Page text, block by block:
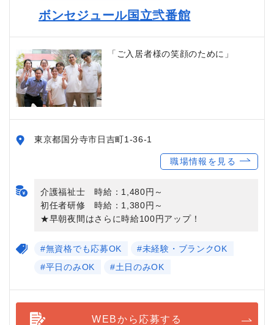
ボンセジュール国立弐番館
「ご入居者様の笑顔のために」
東京都国分寺市日吉町1-36-1
職場情報を見る
介護福祉士 時給：1,480円～
初任者研修 時給：1,380円～
★早朝夜間はさらに時給100円アップ！
#無資格でも応募OK
#未経験・ブランクOK
#平日のみOK
#土日のみOK
WEBから応募する